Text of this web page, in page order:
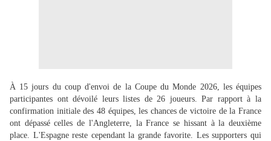
À 15 jours du coup d'envoi de la Coupe du Monde 2026, les équipes
participantes ont dévoilé leurs listes de 26 joueurs. Par rapport à la
confirmation initiale des 48 équipes, les chances de victoire de la France
ont dépassé celles de l'Angleterre, la France se hissant à la deuxième
place. L'Espagne reste cependant la grande favorite. Les supporters qui